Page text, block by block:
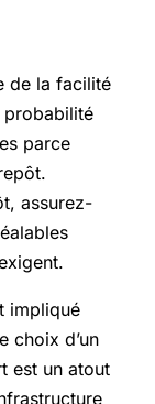
de la facilité
probabilité
parce
assurez-
impliqué
choix d’un
est un atout